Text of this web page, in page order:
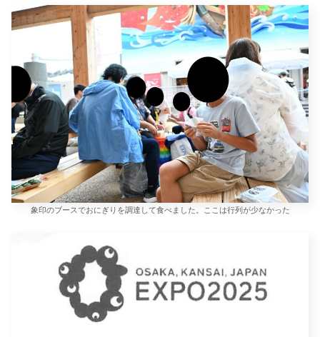
象印のブースでおにぎりを調達して食べました。ここは行列が少なかった